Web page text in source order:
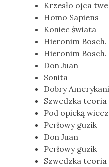
Krzesło ojca
Homo Sapiens
Koniec świata
Hieronim
Hieronim
Don Juan
Sonita
Dobry
Szwedzka teoria
Pod opieką
Perłowy guzik
Don Juan
Perłowy guzik
Szwedzka teoria